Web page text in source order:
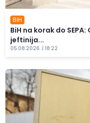
BiH
BiH na korak do
jeftinija...
05.08.2026. | 18:22